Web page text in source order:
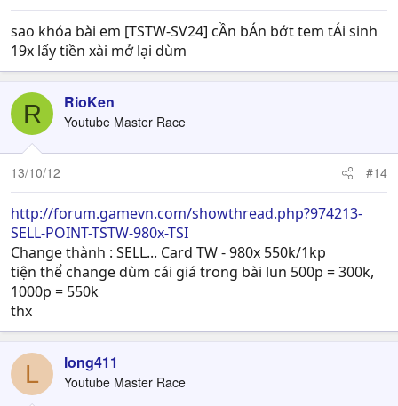
sao khóa bài em [TSTW-SV24] cẦn bÁn bớt tem tÁi sinh
19x lấy tiền xài mở lại dùm
R RioKen
Youtube Master Race
13/10/12 #14
http://forum.gamevn.com/showthread.php?974213-
SELL-POINT-TSTW-980x-TSI
Change thành : SELL... Card TW - 980x 550k/1kp
tiện thể change dùm cái giá trong bài lun 500p = 300k,
1000p = 550k
thx
L long411
Youtube Master Race